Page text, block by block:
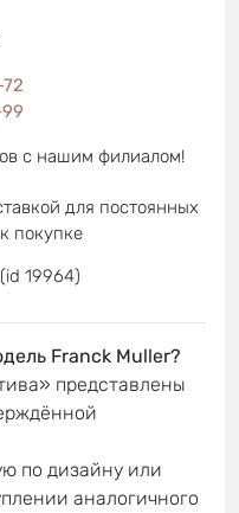
с нашим филиалом!
для постоянных
покупке
19964)
Franck Muller?
представлены
по дизайну или
аналогичного